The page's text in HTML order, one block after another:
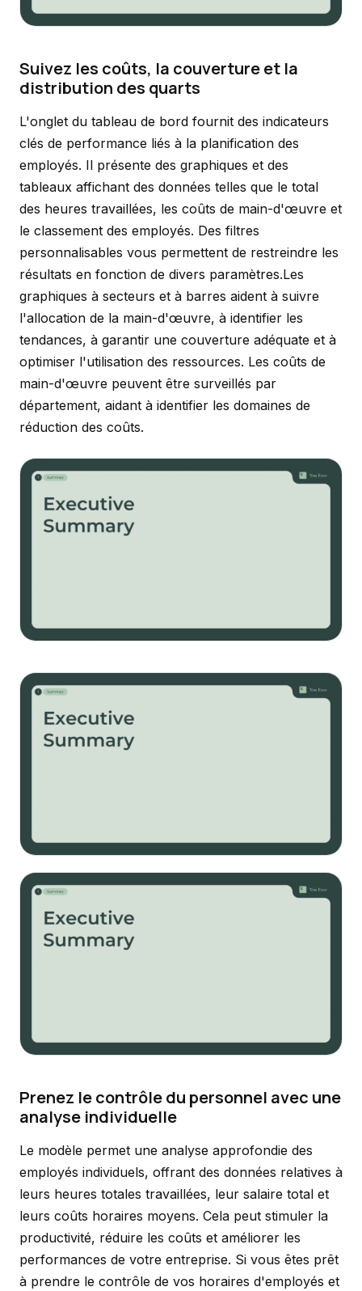
Suivez les coûts, la couverture et la
distribution des quarts
L'onglet du tableau de bord fournit des indicateurs
clés de performance liés à la planification des
employés. Il présente des graphiques et des
tableaux affichant des données telles que le total
des heures travaillées, les coûts de main-d'œuvre et
le classement des employés. Des filtres
personnalisables vous permettent de restreindre les
résultats en fonction de divers paramètres.Les
graphiques à secteurs et à barres aident à suivre
l'allocation de la main-d'œuvre, à identifier les
tendances, à garantir une couverture adéquate et à
optimiser l'utilisation des ressources. Les coûts de
main-d'œuvre peuvent être surveillés par
département, aidant à identifier les domaines de
réduction des coûts.
Prenez le contrôle du personnel avec une
analyse individuelle
Le modèle permet une analyse approfondie des
employés individuels, offrant des données relatives à
leurs heures totales travaillées, leur salaire total et
leurs coûts horaires moyens. Cela peut stimuler la
productivité, réduire les coûts et améliorer les
performances de votre entreprise. Si vous êtes prêt
à prendre le contrôle de vos horaires d'employés et